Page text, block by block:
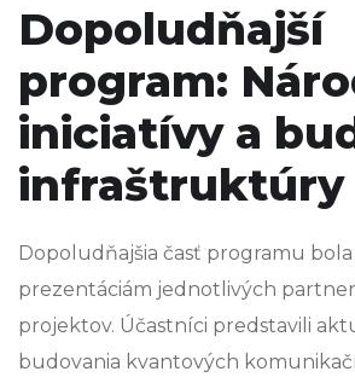
Dopoludňajší
program:
iniciatívy a
infraštruktúry
Dopoludňajšia časť programu
prezentáciám jednotlivých
projektov. Účastníci predstavili
budovania kvantových